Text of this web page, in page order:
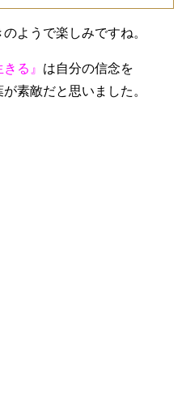
ようで楽しみですね。
きる』 は自分の信念を
素敵だと思いました。